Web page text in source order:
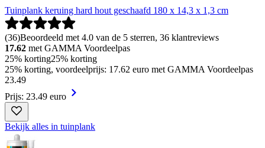
Tuinplank keruing hard hout geschaafd 180 x 14,3 x 1,3 cm
(36)Beoordeeld met 4.0 van de 5 sterren, 36 klantreviews
17.62 met GAMMA Voordeelpas
25% korting25% korting
25% korting, voordeelprijs: 17.62 euro met GAMMA Voordeelpas
23.49
Prijs: 23.49 euro
Bekijk alles in tuinplank